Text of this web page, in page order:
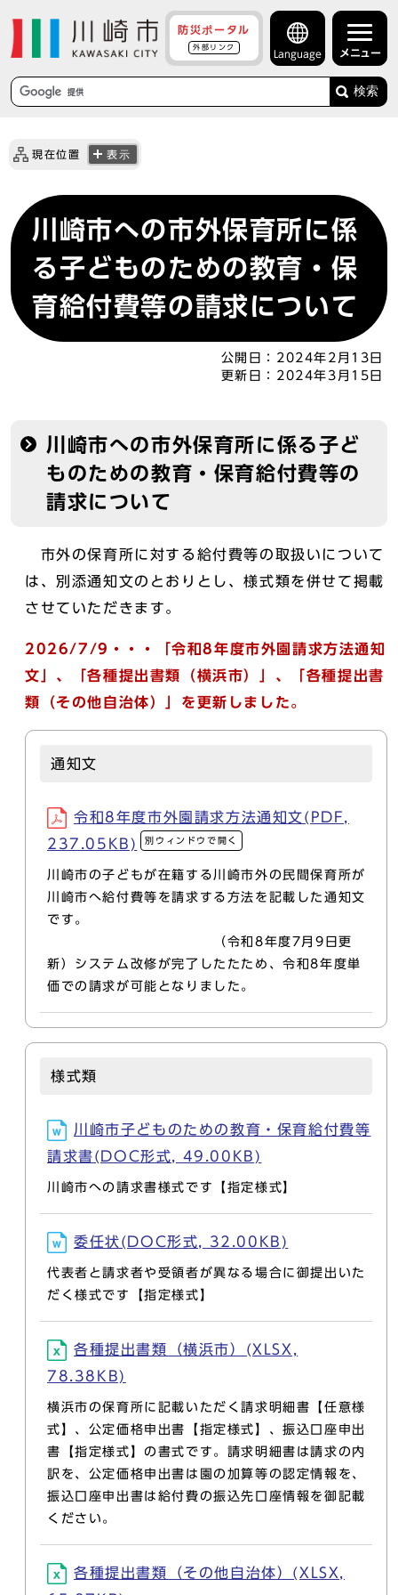
防災ポータル
外部リンク
Language メニュー
検索
現在位置 表示
川崎市への市外保育所に係
る子どものための教育・保
育給付費等の請求について
公開日： 2024年2月13日
更新日： 2024年3月15日
川崎市への市外保育所に係る子ど
ものための教育・保育給付費等の
請求について
市外の保育所に対する給付費等の取扱いについて
は、別添通知文のとおりとし、様式類を併せて掲載
させていただきます。
2026/7/9・・・「令和8年度市外園請求方法通知
文」、「各種提出書類（横浜市）」、「各種提出書
類（その他自治体）」を更新しました。
通知文
令和8年度市外園請求方法通知文(PDF,
237.05KB)
別ウィンドウで開く
川崎市の子どもが在籍する川崎市外の民間保育所が
川崎市へ給付費等を請求する方法を記載した通知文
です。
（令和8年度7月9日更
新）システム改修が完了したたため、令和8年度単
価での請求が可能となりました。
様式類
川崎市子どものための教育・保育給付費等
請求書(DOC形式, 49.00KB)
川崎市への請求書様式です【指定様式】
委任状(DOC形式, 32.00KB)
代表者と請求者や受領者が異なる場合に御提出いた
だく様式です【指定様式】
各種提出書類（横浜市）(XLSX,
78.38KB)
横浜市の保育所に記載いただく請求明細書【任意様
式】、公定価格申出書【指定様式】、振込口座申出
書【指定様式】の書式です。請求明細書は請求の内
訳を、公定価格申出書は園の加算等の認定情報を、
振込口座申出書は給付費の振込先口座情報を御記載
ください。
各種提出書類（その他自治体）(XLSX,